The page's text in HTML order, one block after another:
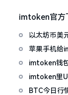
imtoken官方
以太坊币美
免追涨杀跌
苹果手机给
imtoken钱
imtoken里
波场币
BTC今日行